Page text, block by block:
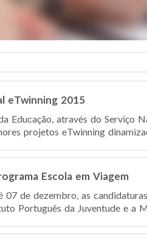
eTwinning 2015
Educação, através do Serviço
projetos eTwinning
Escola em Viagem
07 de dezembro, as
Português da Juventude e a